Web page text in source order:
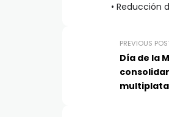
• Reducción
PREVIOUS
Día de la